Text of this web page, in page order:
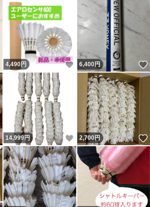
いいね！
4,490円 いいね！
6,400円
いいね！
14,999円 いいね！
2,700円